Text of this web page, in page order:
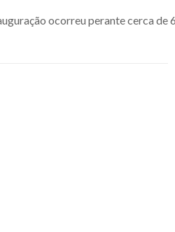
ocorreu perante cerca de